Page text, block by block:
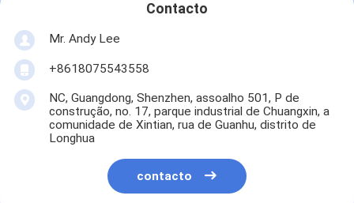
Contacto
Mr. Andy Lee
+8618075543558
NC, Guangdong, Shenzhen, assoalho 501, P de
construção, no. 17, parque industrial de Chuangxin, a
comunidade de Xintian, rua de Guanhu, distrito de
Longhua
contacto